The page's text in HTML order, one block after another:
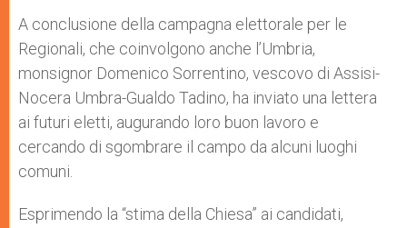
p
p
g
e
r
o
k
r
A conclusione della campagna elettorale per le
Regionali, che coinvolgono anche l’Umbria,
monsignor Domenico Sorrentino, vescovo di Assisi-
Nocera Umbra-Gualdo Tadino, ha inviato una lettera
ai futuri eletti, augurando loro buon lavoro e
cercando di sgombrare il campo da alcuni luoghi
comuni.
Esprimendo la “stima della Chiesa” ai candidati,